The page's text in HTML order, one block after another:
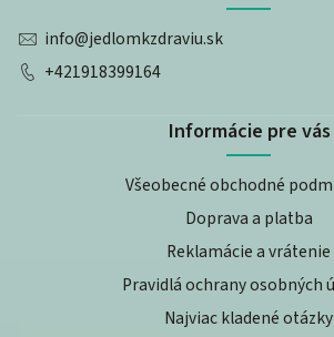
info@jedlomkzdraviu.sk
+421918399164
Informácie pre vás
Všeobecné obchodné
Doprava a platba
Reklamácie a vrátenie
Pravidlá ochrany osobných
Najviac kladené otázky